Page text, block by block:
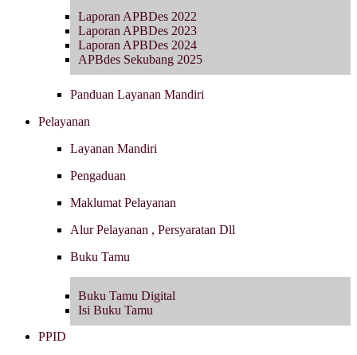
Laporan APBDes 2022
Laporan APBDes 2023
Laporan APBDes 2024
APBdes Sekubang 2025
Panduan Layanan Mandiri
Pelayanan
Layanan Mandiri
Pengaduan
Maklumat Pelayanan
Alur Pelayanan , Persyaratan Dll
Buku Tamu
Buku Tamu Digital
Isi Buku Tamu
PPID